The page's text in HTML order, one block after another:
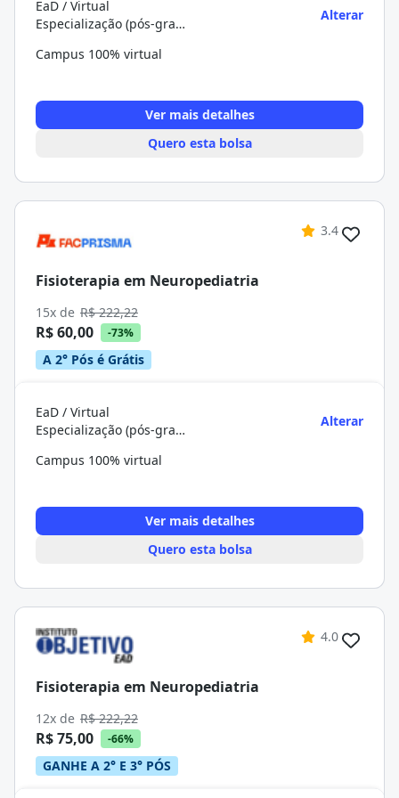
EaD / Virtual
Especialização (pós-graduação)
Alterar
Campus 100% virtual
Ver mais detalhes
Quero esta bolsa
3.4
Fisioterapia em Neuropediatria
15x de R$ 222,22
R$ 60,00 -73%
A 2° Pós é Grátis
EaD / Virtual
Especialização (pós-graduação)
Alterar
Campus 100% virtual
Ver mais detalhes
Quero esta bolsa
4.0
Fisioterapia em Neuropediatria
12x de R$ 222,22
R$ 75,00 -66%
GANHE A 2° E 3° PÓS